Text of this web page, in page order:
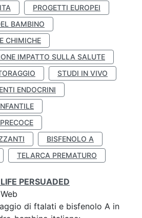
PROGETTI EUROPEI
BAMBINO
CHIMICHE
IMPATTO SULLA SALUTE
STUDI IN VIVO
ENDOCRINI
BISFENOLO A
TELARCA PREMATURO
PERSUADED
di ftalati e bisfenolo A in